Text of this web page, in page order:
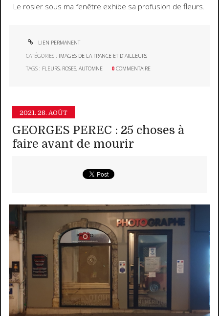
Le rosier sous ma fenêtre exhibe sa profusion de fleurs.
LIEN PERMANENT
CATÉGORIES : IMAGES DE LA FRANCE ET D'AILLEURS
TAGS : FLEURS, ROSES,AUTOMNE 0 COMMENTAIRE
2021. 28. AOÛT
GEORGES PEREC : 25 choses à
faire avant de mourir